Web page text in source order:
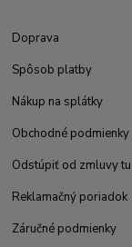
Doprava
Spôsob platby
Nákup na splátky
Obchodné podmienky
Odstúpiť od zmluvy tu
Reklamačný poriadok
Záručné podmienky